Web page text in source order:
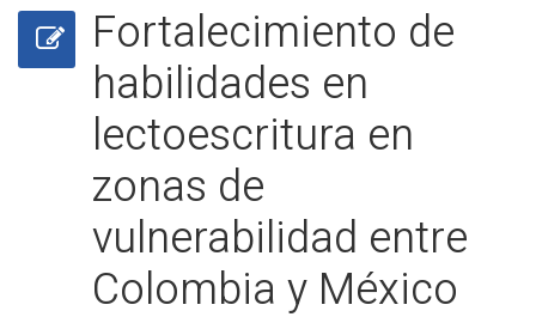
Fortalecimiento de
habilidades en
lectoescritura en
zonas de
vulnerabilidad entre
Colombia y México